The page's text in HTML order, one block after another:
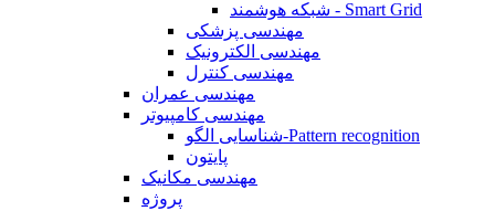
شبکه هوشمند - Smart Grid
مهندسی پزشکی
مهندسی الکترونیک
مهندسی کنترل
مهندسی عمران
مهندسی کامپیوتر
شناسایی الگو-Pattern recognition
پایتون
مهندسی مکانیک
پروژه